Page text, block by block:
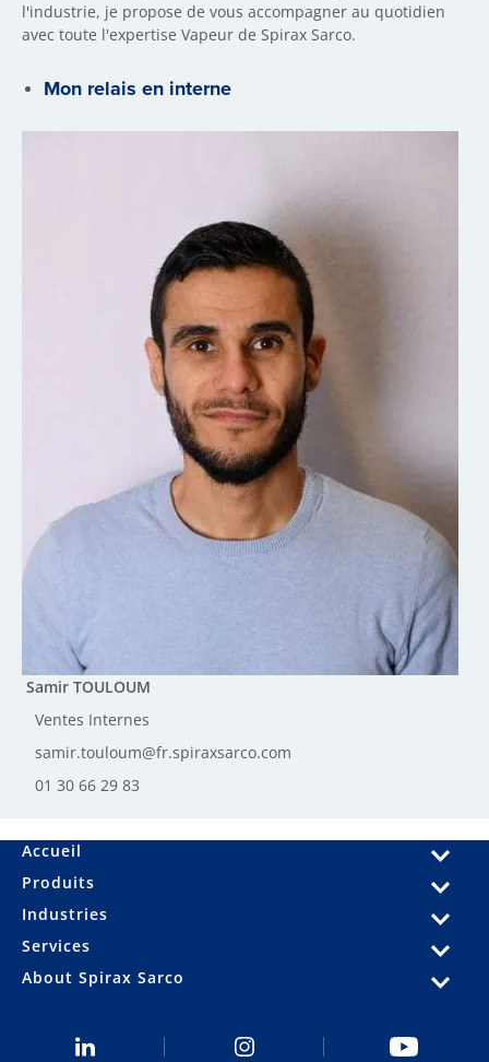
l'industrie, je propose de vous accompagner au quotidien
avec toute l'expertise Vapeur de Spirax Sarco.
Mon relais en interne
Samir TOULOUM
Ventes Internes
samir.touloum@fr.spiraxsarco.com
01 30 66 29 83
Accueil
Produits
Industries
Services
About Spirax Sarco